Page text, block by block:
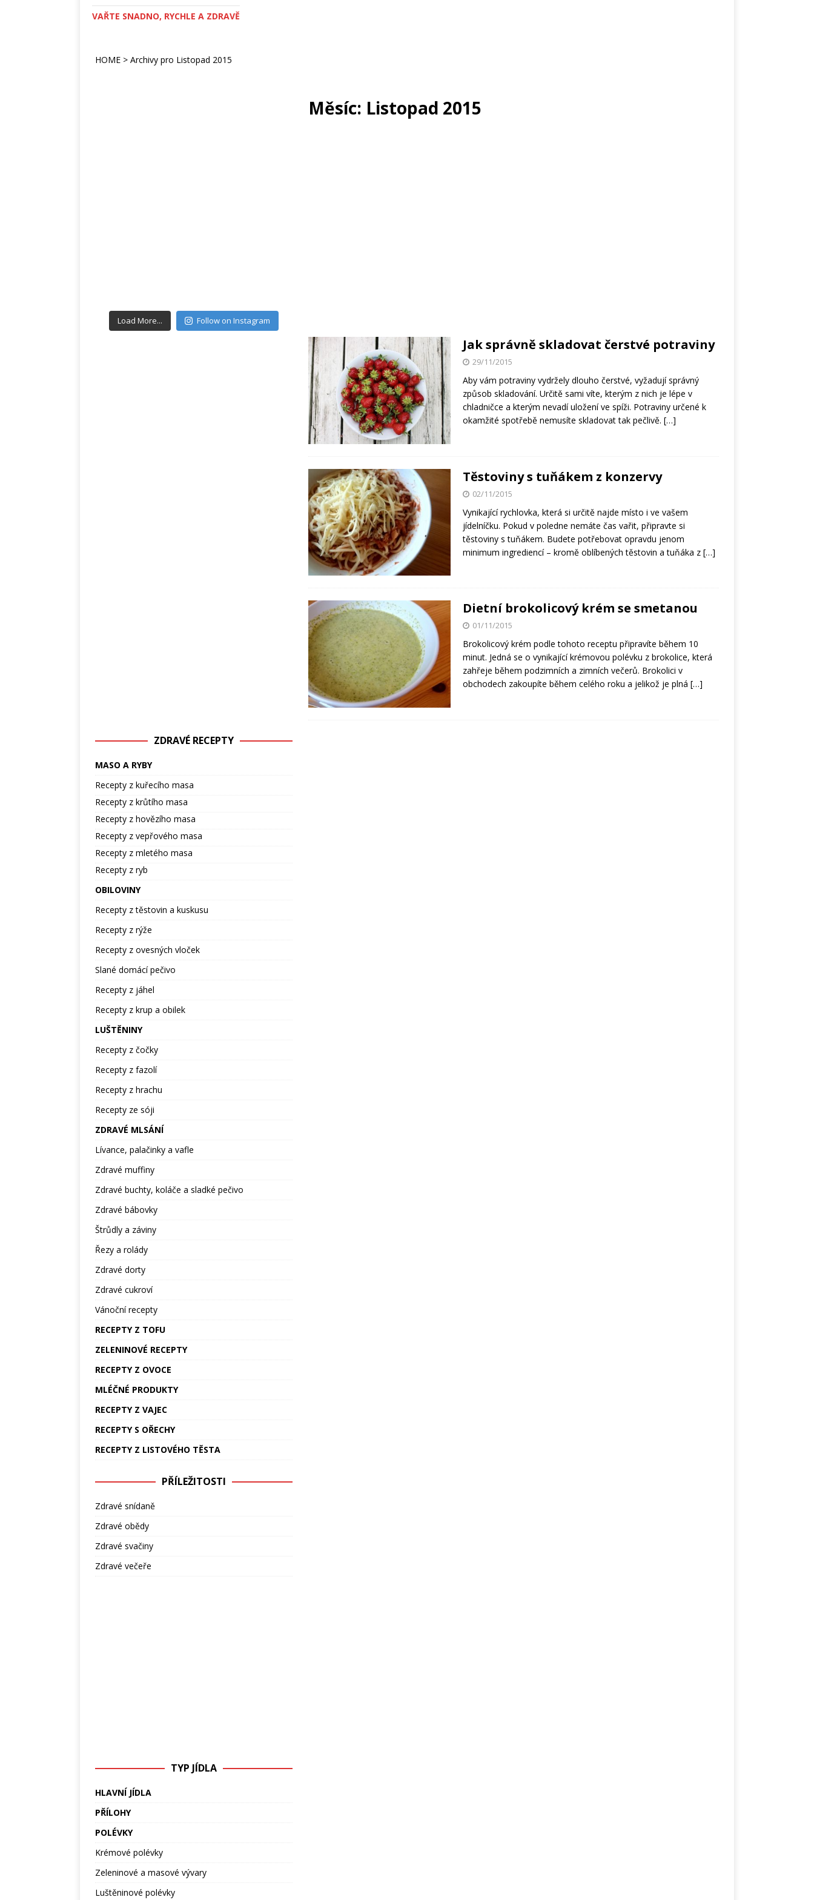
VAŘTE SNADNO, RYCHLE A ZDRAVĚ
HOME > Archivy pro Listopad 2015
Měsíc: Listopad 2015
Jak správně skladovat čerstvé potraviny
29/11/2015
Aby vám potraviny vydržely dlouho čerstvé, vyžadují správný
způsob skladování. Určitě sami víte, kterým z nich je lépe v
chladničce a kterým nevadí uložení ve spíži. Potraviny určené k
okamžité spotřebě nemusíte skladovat tak pečlivě. […]
Těstoviny s tuňákem z konzervy
02/11/2015
Vynikající rychlovka, která si určitě najde místo i ve vašem
jídelníčku. Pokud v poledne nemáte čas vařit, připravte si
těstoviny s tuňákem. Budete potřebovat opravdu jenom
minimum ingrediencí – kromě oblíbených těstovin a tuňáka z […]
Dietní brokolicový krém se smetanou
01/11/2015
Brokolicový krém podle tohoto receptu připravíte během 10
minut. Jedná se o vynikající krémovou polévku z brokolice, která
zahřeje během podzimních a zimních večerů. Brokolici v
obchodech zakoupíte během celého roku a jelikož je plná […]
Load More... Follow on Instagram
ZDRAVÉ RECEPTY
MASO A RYBY
Recepty z kuřecího masa
Recepty z krůtího masa
Recepty z hovězího masa
Recepty z vepřového masa
Recepty z mletého masa
Recepty z ryb
OBILOVINY
Recepty z těstovin a kuskusu
Recepty z rýže
Recepty z ovesných vloček
Slané domácí pečivo
Recepty z jáhel
Recepty z krup a obilek
LUŠTĚNINY
Recepty z čočky
Recepty z fazolí
Recepty z hrachu
Recepty ze sóji
ZDRAVÉ MLSÁNÍ
Lívance, palačinky a vafle
Zdravé muffiny
Zdravé buchty, koláče a sladké pečivo
Zdravé bábovky
Štrůdly a záviny
Řezy a rolády
Zdravé dorty
Zdravé cukroví
Vánoční recepty
RECEPTY Z TOFU
ZELENINOVÉ RECEPTY
RECEPTY Z OVOCE
MLÉČNÉ PRODUKTY
RECEPTY Z VAJEC
RECEPTY S OŘECHY
RECEPTY Z LISTOVÉHO TĚSTA
PŘÍLEŽITOSTI
Zdravé snídaně
Zdravé obědy
Zdravé svačiny
Zdravé večeře
TYP JÍDLA
HLAVNÍ JÍDLA
PŘÍLOHY
POLÉVKY
Krémové polévky
Zeleninové a masové vývary
Luštěninové polévky